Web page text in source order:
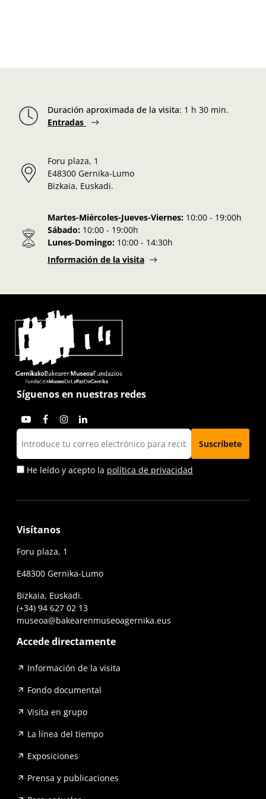
Duración aproximada de la visita: 1 h 30 min.
Entradas
Foru plaza, 1
E48300 Gernika-Lumo
Bizkaia, Euskadi.
Martes-Miércoles-Jueves-Viernes: 10:00 - 19:00h
Sábado: 10:00 - 19:00h
Lunes-Domingo: 10:00 - 14:30h
Información de la visita
Síguenos en nuestras redes
He leído y acepto la política de privacidad
Visítanos
Foru plaza, 1
E48300 Gernika-Lumo
Bizkaia, Euskadi.
(+34) 94 627 02 13
museoa@bakearenmuseoagernika.eus
Accede directamente
Información de la visita
Fondo documental
Visita en grupo
La línea del tiempo
Exposiciones
Prensa y publicaciones